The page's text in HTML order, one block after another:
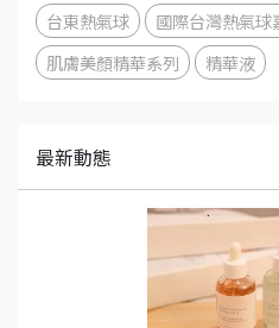
台東熱氣球
國際台灣熱氣球
肌膚美顏精華系列
精華液
最新動態